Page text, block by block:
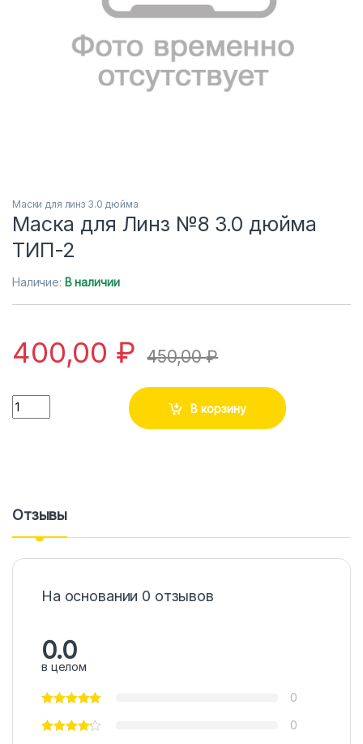
Маски для линз 3.0 дюйма
Маска для Линз №8 3.0 дюйма
ТИП-2
Наличие: В наличии
400,00 ₽ 450,00₽
Количество
В корзину
Отзывы
На основании 0 отзывов
0.0
в целом
0
0